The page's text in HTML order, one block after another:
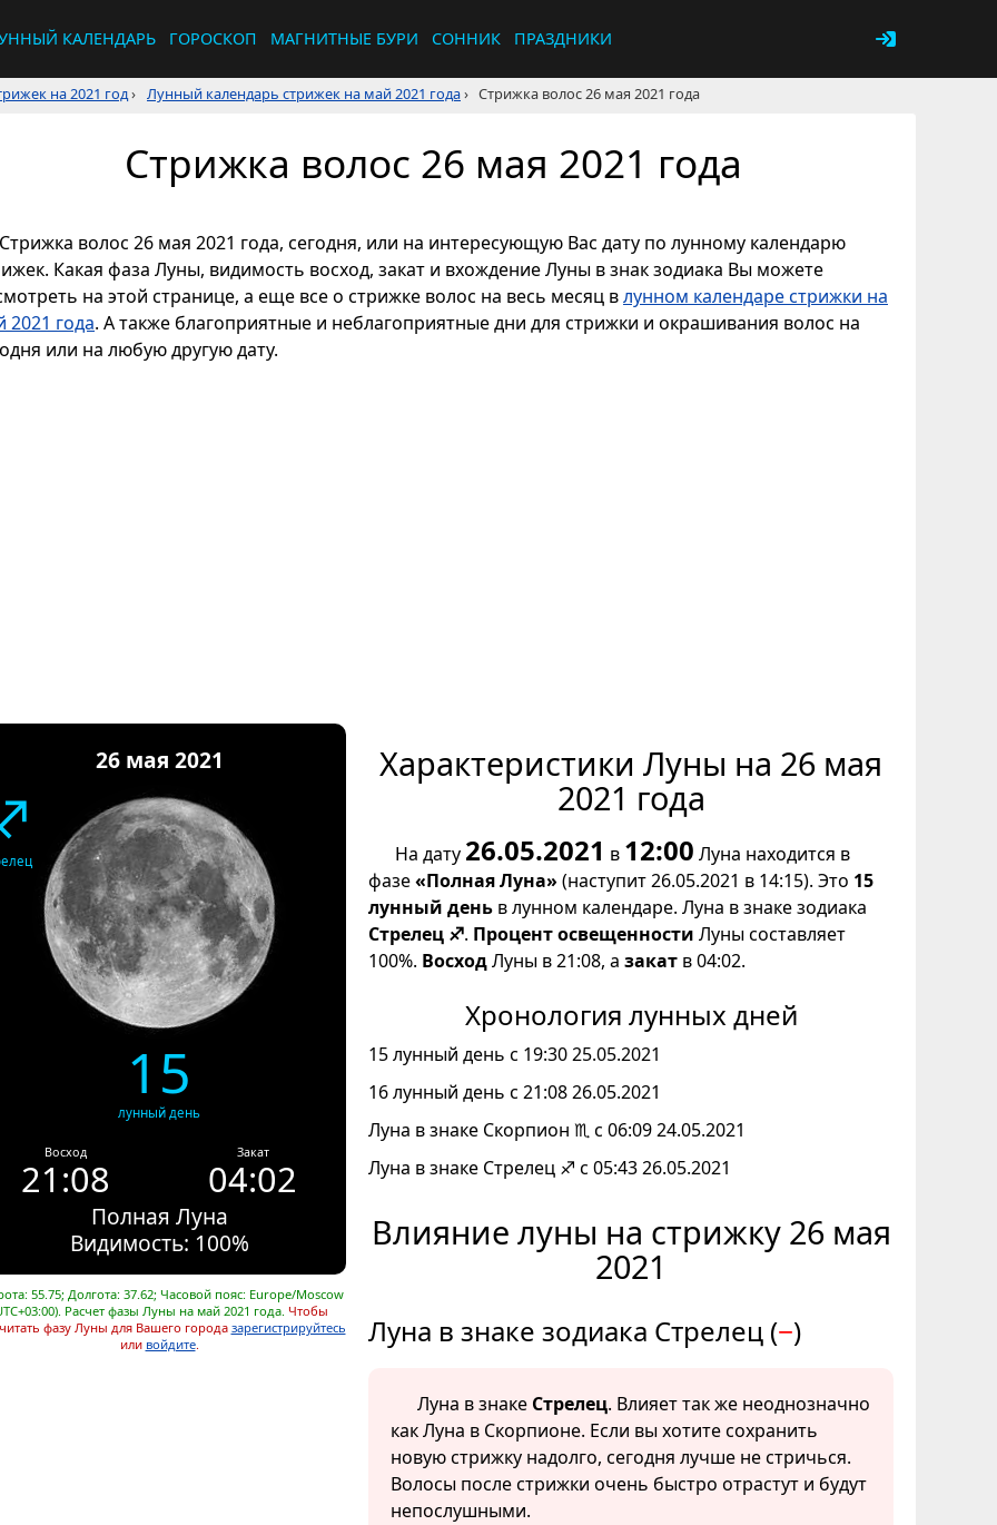
КАЛЕНДАРЬ ГОРОСКОП МАГНИТНЫЕ БУРИ СОННИК ПРАЗДНИКИ
на 2021 год› Лунный календарь стрижек на май 2021 года› Стрижка волос 26 мая 2021 года
Стрижка волос 26 мая 2021 года
Стрижка волос 26 мая 2021 года, сегодня, или на интересующую Вас дату по лунному календарю
Какая фаза Луны, видимость восход, закат и вхождение Луны в знак зодиака Вы можете
на этой странице, а еще все о стрижке волос на весь месяц влунном календаре стрижки на
2021 года. А также благоприятные и неблагоприятные дни для стрижки и окрашивания волос на
или на любую другую дату.
26 мая 2021
15
лунный день
Восход
21:08
Закат
04:02
Полная Луна
Видимость: 100%
55.75; Долгота: 37.62; Часовой пояс: Europe/Moscow
Расчет фазы Луны на май 2021 года. Чтобы
фазу Луны для Вашего города зарегистрируйтесь
или войдите.
Характеристики Луны на 26 мая
2021 года
На дату 26.05.2021 в 12:00 Луна находится в
фазе«Полная Луна»(наступит 26.05.2021 в 14:15). Это 15
лунный день в лунном календаре. Луна в знаке зодиака
Стрелец ♐. Процент освещенности Луны составляет
100%. ВосходЛуны в 21:08, а закат в 04:02.
Хронология лунных дней
15 лунный день с 19:30 25.05.2021
16 лунный день с 21:08 26.05.2021
Луна в знаке Скорпион ♏ с 06:09 24.05.2021
Луна в знаке Стрелец ♐ с 05:43 26.05.2021
Влияние луны на стрижку 26 мая
2021
Луна в знаке зодиака Стрелец (−)
Луна в знаке Стрелец. Влияет так же неоднозначно
как Луна в Скорпионе. Если вы хотите сохранить
новую стрижку надолго, сегодня лучше не стричься.
Волосы после стрижки очень быстро отрастут и будут
непослушными.